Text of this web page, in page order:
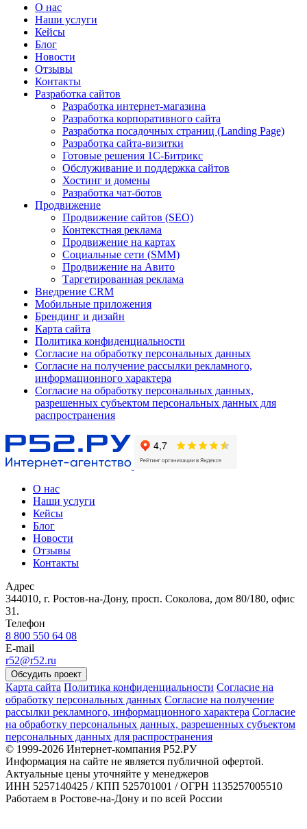
О нас
Наши услуги
Кейсы
Блог
Новости
Отзывы
Контакты
Разработка сайтов
Разработка интернет-магазина
Разработка корпоративного сайта
Разработка посадочных страниц (Landing Page)
Разработка сайта-визитки
Готовые решения 1С-Битрикс
Обслуживание и поддержка сайтов
Хостинг и домены
Разработка чат-ботов
Продвижение
Продвижение сайтов (SEO)
Контекстная реклама
Продвижение на картах
Социальные сети (SMM)
Продвижение на Авито
Таргетированная реклама
Внедрение CRM
Мобильные приложения
Брендинг и дизайн
Карта сайта
Политика конфиденциальности
Согласие на обработку персональных данных
Согласие на получение рассылки рекламного,
информационного характера
Согласие на обработку персональных данных,
разрешенных субъектом персональных данных для
распространения
О нас
Наши услуги
Кейсы
Блог
Новости
Отзывы
Контакты
Адрес
344010, г. Ростов-на-Дону, просп. Соколова, дом 80/180, офис
31.
Телефон
8 800 550 64 08
E-mail
r52@r52.ru
Обсудить проект
Карта сайта Политика конфиденциальности Согласие на
обработку персональных данных Согласие на получение
рассылки рекламного, информационного характера Согласие
на обработку персональных данных, разрешенных субъектом
персональных данных для распространения
© 1999-2026 Интернет-компания Р52.РУ
Информация на сайте не является публичной офертой.
Актуальные цены уточняйте у менеджеров
ИНН 5257140425 / КПП 525701001 / ОГРН 1135257005510
Работаем в Ростове-на-Дону и по всей России